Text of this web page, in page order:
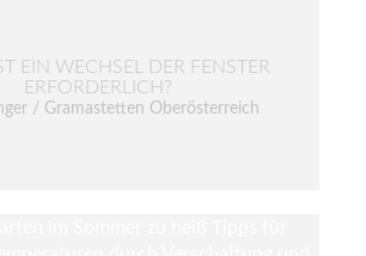
EIN WECHSEL DER FENSTER
ERFORDERLICH?
/ Gramastetten Oberösterreich